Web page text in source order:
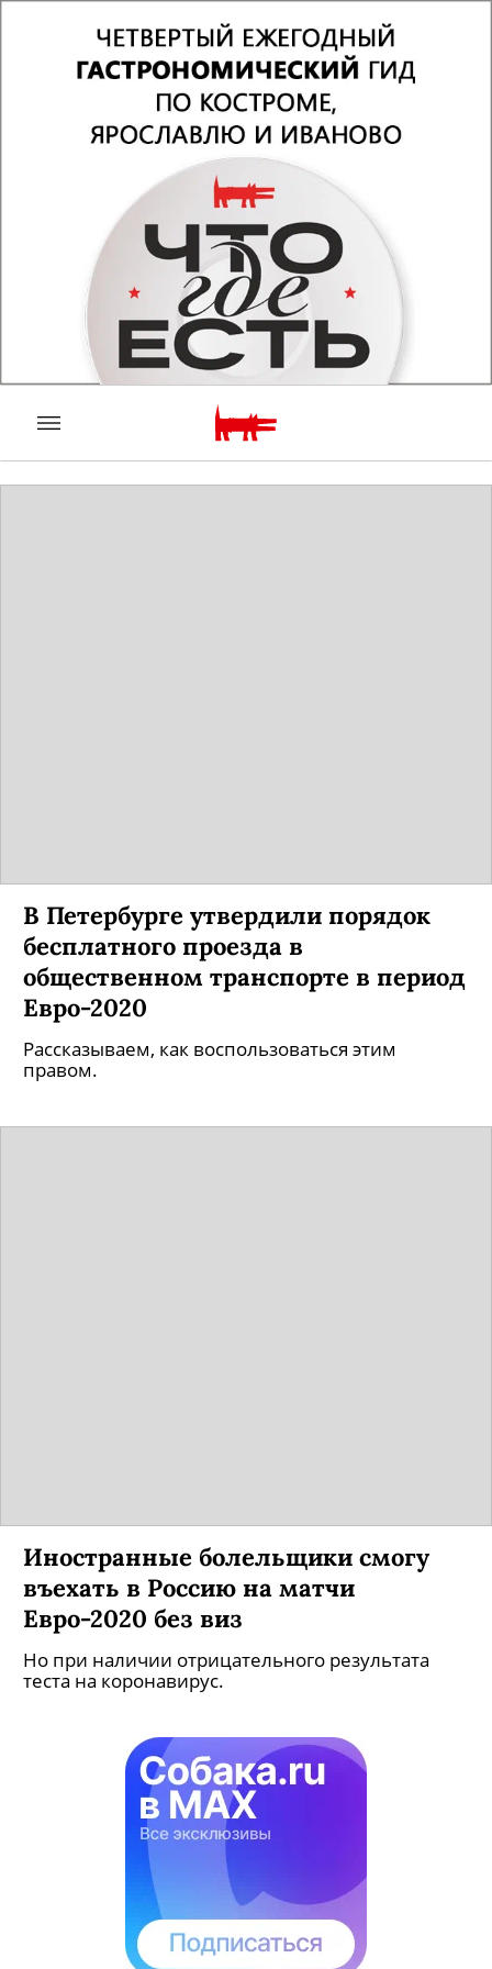
В Петербурге утвердили порядок
бесплатного проезда в
общественном транспорте в период
Евро-2020
Рассказываем, как воспользоваться этим
правом.
Иностранные болельщики смогу
въехать в Россию на матчи
Евро-2020 без виз
Но при наличии отрицательного результата
теста на коронавирус.